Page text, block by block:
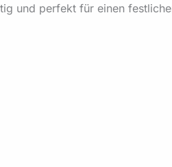
und perfekt für einen